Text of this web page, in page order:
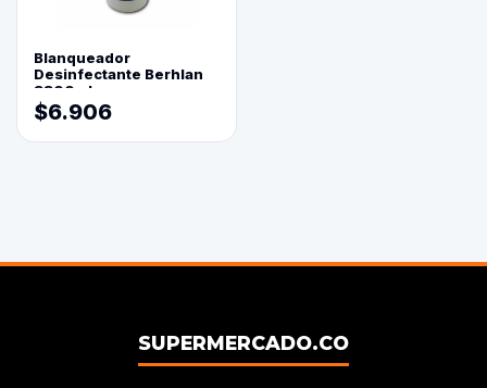
Blanqueador
Desinfectante Berhlan
3800ml
$6.906
SUPERMERCADO.CO